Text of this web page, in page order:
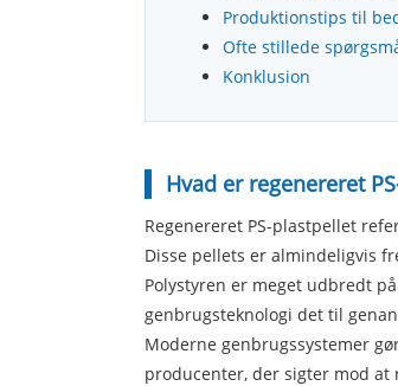
Produktionstips til
Ofte stillede
Konklusion
Hvad er regenereret
Regenereret PS-plastpellet
Disse pellets er almindeligvis
Polystyren er meget udbredt
genbrugsteknologi det til
Moderne genbrugssystemer
producenter, der sigter mod